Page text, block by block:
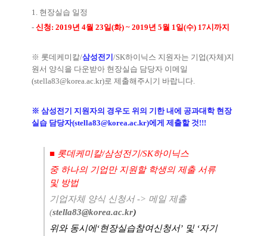
1. 현장실습 일정
- 신청: 2019년 4월 23일(화) ~ 2019년 5월 1일(수) 17시까지
※ 롯데케미칼/삼성전기 /SK하이닉스 지원자는 기업(자체)지
원서 양식을 다운받아 현장실습 담당자 이메일
(stella83@korea.ac.kr)로 제출해주시기 바랍니다.
※ 삼성전기 지원자의 경우도 위의 기한 내에 공과대학 현장
실습 담당자(stella83@korea.ac.kr)에게 제출할 것!!!
■ 롯데케미칼/삼성전기/SK하이닉스
중 하나의 기업만 지원할 학생의 제출 서류
및 방법
기업자체 양식 신청서-> 메일 제출
(stella83@korea.ac.kr)
위와 동시에‘현장실습참여신청서’ 및 ‘자기